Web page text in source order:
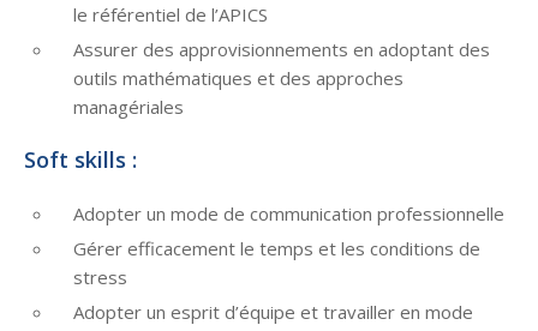
le référentiel de l’APICS
Assurer des approvisionnements en adoptant des
outils mathématiques et des approches
managériales
Soft skills :
Adopter un mode de communication professionnelle
Gérer efficacement le temps et les conditions de
stress
Adopter un esprit d’équipe et travailler en mode